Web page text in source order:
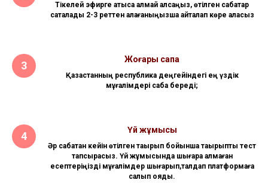
Тікелей эфирге қатыса алмай қалсаңыз, өтілген сабақтар
сақталады 2-3 реттен қалағаныңызша қайталап көре аласыз
Жоғары сапа
Қазақстанның республика деңгейіндегі ең үздік
мұғалімдері сабақ береді;
Үй жұмысы
Әр сабақтан кейін өтілген тақырып бойынша тақырыптық тест
тапсырасыз. Үй жұмысында шығара алмаған
есептеріңізді мұғалімдер шығарып,талдап платформаға
салып қояды.